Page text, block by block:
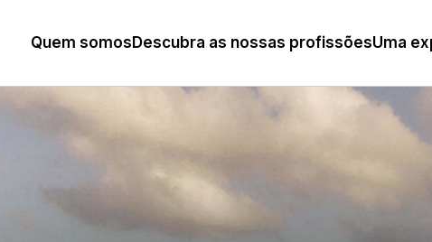
Quem somos Descubra as nossas profissõesUma